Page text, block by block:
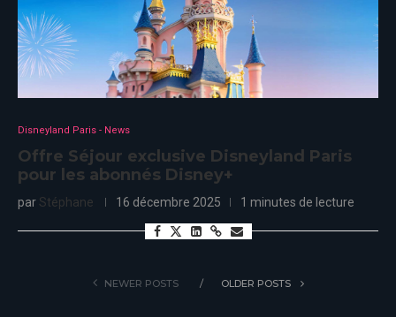
Disneyland Paris - News
Offre Séjour exclusive Disneyland Paris
pour les abonnés Disney+
par Stéphane 16 décembre 2025 1 minutes de lecture
NEWER POSTS OLDER POSTS